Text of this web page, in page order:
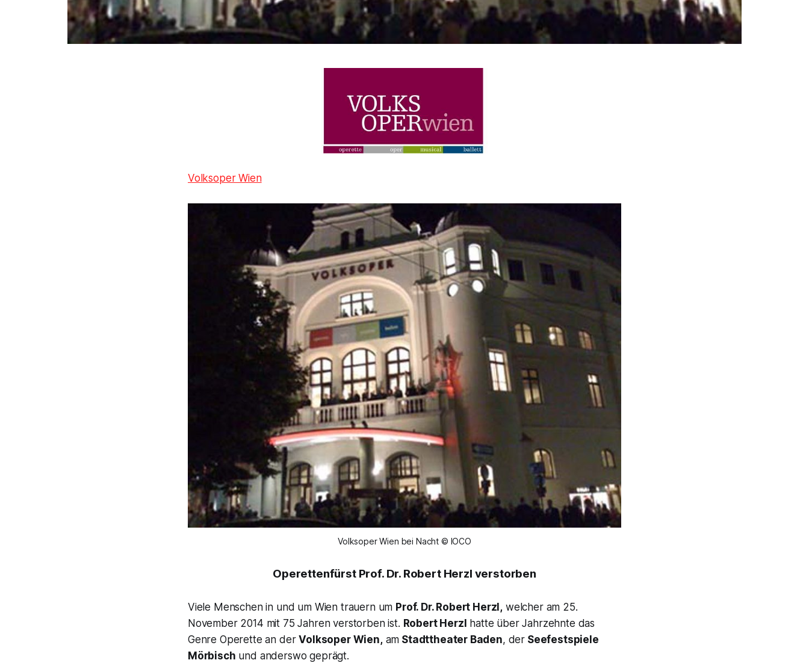
Volksoper Wien
Volksoper Wien bei Nacht © IOCO
Operettenfürst Prof. Dr. Robert Herzl verstorben
Viele Menschen in und um Wien trauern um Prof. Dr. Robert Herzl, welcher am 25.
November 2014 mit 75 Jahren verstorben ist. Robert Herzl
hatte über Jahrzehnte das
Genre Operette an derVolksoper Wien,am Stadttheater Baden, der Seefestspiele
Mörbisch und anderswo geprägt.